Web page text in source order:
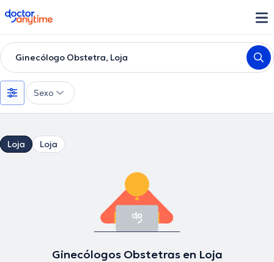
doctoranytime
Ginecólogo Obstetra, Loja
Sexo
Loja Loja
Ginecólogos Obstetras en Loja